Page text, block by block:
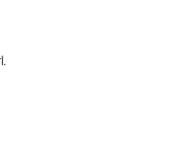
أكدت موريتانيا وتشاد تمسكهما بالتكامل الإقليمي الإفريقي وأهداف مجموعة دول الساحل الخمس، بعد انسحاب كل من مالي وبوركينافاسو والنيجر من المجموعة.